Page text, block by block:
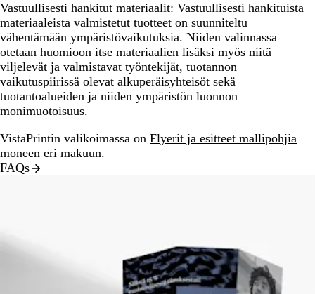
Vastuullisesti hankitut materiaalit: Vastuullisesti hankituista
materiaaleista valmistetut tuotteet on suunniteltu
vähentämään ympäristövaikutuksia. Niiden valinnassa
otetaan huomioon itse materiaalien lisäksi myös niitä
viljelevät ja valmistavat työntekijät, tuotannon
vaikutuspiirissä olevat alkuperäisyhteisöt sekä
tuotantoalueiden ja niiden ympäristön luonnon
monimuotoisuus.
VistaPrintin valikoimassa on Flyerit ja esitteet mallipohjia
moneen eri makuun.
FAQs